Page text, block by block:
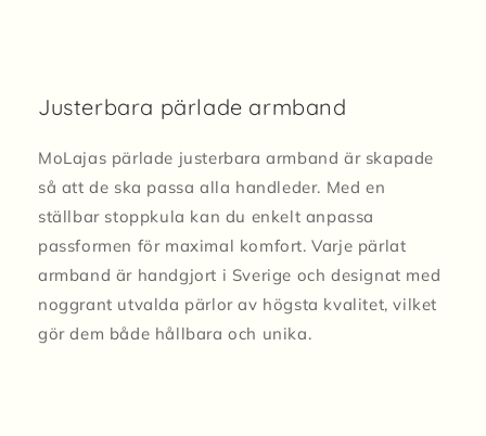
Justerbara pärlade armband
MoLajas pärlade justerbara armband är skapade
så att de ska passa alla handleder. Med en
ställbar stoppkula kan du enkelt anpassa
passformen för maximal komfort. Varje pärlat
armband är handgjort i Sverige och designat med
noggrant utvalda pärlor av högsta kvalitet, vilket
gör dem både hållbara och unika.